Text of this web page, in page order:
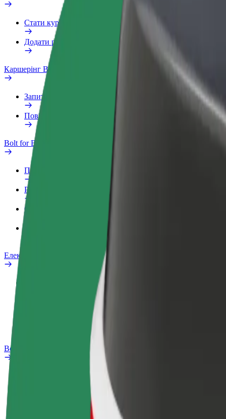
Стати кур'єром
Додати ресторан чи крамницю
Каршерінг Bolt Drive
Запитання та відповіді
Повідомити про проблему з ТЗ
Bolt for Business
Переваги
Робочий обліковий запис
Сервіси
Bolt Food для корпоративних клієнтів
Електровелосипеди
Повідомити про проблему
Запитання та відповіді
Bolt Plus
Запитання та відповіді